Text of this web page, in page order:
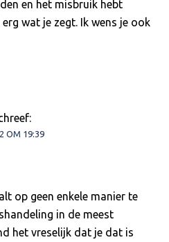
en het misbruik hebt
erg wat je zegt. Ik wens je ook
OM 19:39
op geen enkele manier te
in de meest
het vreselijk dat je dat is